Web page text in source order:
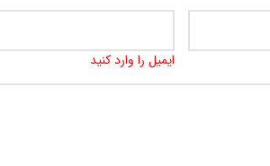
ایمیل را وارد کنید